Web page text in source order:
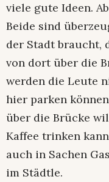
viele gute Ideen.
Beide sind
der Stadt braucht,
von dort über die
werden die Leute
hier parken
über die Brücke
Kaffee trinken
auch in Sachen
im Städtle.